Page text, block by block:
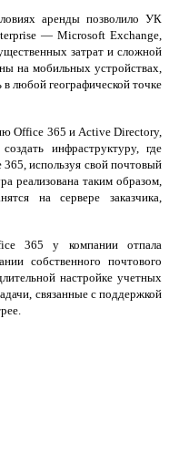
аренды позволило УК
— Microsoft Exchange,
затрат и сложной
на мобильных устройствах,
любой географической точке
Office 365 и Active Directory,
инфраструктуру, где
365, используя свой почтовый
реализована таким образом,
на сервере заказчика,
365 у компании отпала
собственного почтового
настройке учетных
связанные с поддержкой